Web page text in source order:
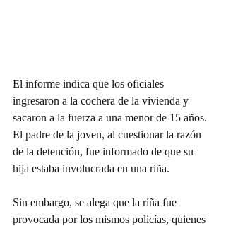
El informe indica que los oficiales
ingresaron a la cochera de la vivienda y
sacaron a la fuerza a una menor de 15 años.
El padre de la joven, al cuestionar la razón
de la detención, fue informado de que su
hija estaba involucrada en una riña.
Sin embargo, se alega que la riña fue
provocada por los mismos policías, quienes